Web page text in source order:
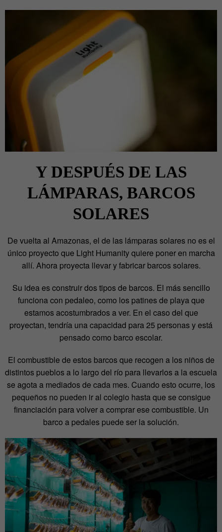
Y DESPUÉS DE LAS
LÁMPARAS, BARCOS
SOLARES
De vuelta al Amazonas, el de las lámparas solares no es el
único proyecto que Light Humanity quiere poner en marcha
allí. Ahora proyecta llevar y fabricar barcos solares.
Su idea es construir dos tipos de barcos. El más sencillo
funciona con pedaleo, como los patines de playa que
estamos acostumbrados a ver. En el caso del que
proyectan, tendría una capacidad para 25 personas y está
pensado como barco escolar.
El combustible de estos barcos que recogen a los niños de
distintos pueblos a lo largo del río para llevarlos a la escuela
se agota a mediados de cada mes. Cuando esto ocurre, los
pequeños no pueden ir al colegio hasta que se consigue
financiación para volver a comprar ese combustible. Un
barco a pedales puede ser la solución.